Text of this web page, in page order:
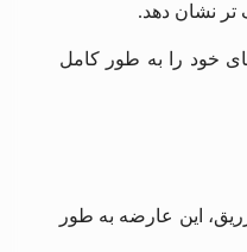
‌تر نشان دهد.
خود را به طور کامل
پس از تزریق، این عارضه به طور